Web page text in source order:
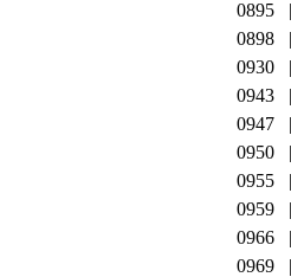
0895
0898
0930
0943
0947
0950
0955
0959
0966
0969